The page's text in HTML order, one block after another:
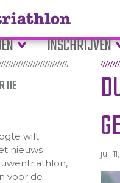
INSCHRIJVEN
DE
wilt
nieuws
voor de
juli